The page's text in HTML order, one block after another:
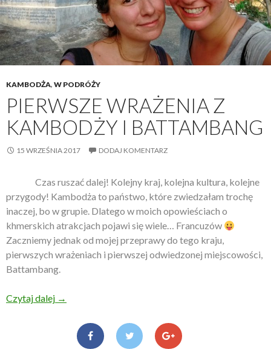
KAMBODŻA, W PODRÓŻY
PIERWSZE WRAŻENIA Z
KAMBODŻY I BATTAMBANG
15 WRZEŚNIA 2017 DODAJ KOMENTARZ
Czas ruszać dalej! Kolejny kraj, kolejna kultura, kolejne
przygody! Kambodża to państwo, które zwiedzałam trochę
inaczej, bo w grupie. Dlatego w moich opowieściach o
khmerskich atrakcjach pojawi się wiele… Francuzów
Zaczniemy jednak od mojej przeprawy do tego kraju,
pierwszych wrażeniach i pierwszej odwiedzonej miejscowości,
Battambang.
Czytaj dalej Pierwsze wrażenia z Kambodży i Battambang
→